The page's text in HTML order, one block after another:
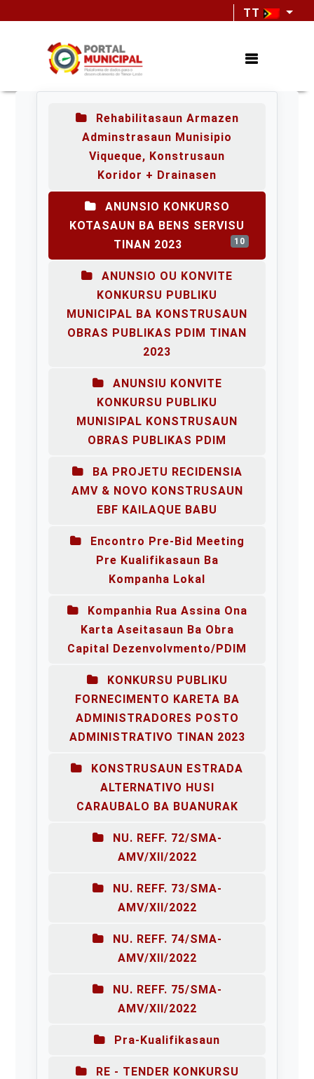
TT
Rehabilitasaun Armazen
Adminstrasaun Munisipio
Viqueque, Konstrusaun
Koridor + Drainasen
ANUNSIO KONKURSO
KOTASAUN BA BENS SERVISU
TINAN 2023
10
ANUNSIO OU KONVITE
KONKURSU PUBLIKU
MUNICIPAL BA KONSTRUSAUN
OBRAS PUBLIKAS PDIM TINAN
2023
ANUNSIU KONVITE
KONKURSU PUBLIKU
MUNISIPAL KONSTRUSAUN
OBRAS PUBLIKAS PDIM
BA PROJETU RECIDENSIA
AMV & NOVO KONSTRUSAUN
EBF KAILAQUE BABU
Encontro Pre-Bid Meeting
Pre Kualifikasaun Ba
Kompanha Lokal
Kompanhia Rua Assina Ona
Karta Aseitasaun Ba Obra
Capital Dezenvolvmento/PDIM
KONKURSU PUBLIKU
FORNECIMENTO KARETA BA
ADMINISTRADORES POSTO
ADMINISTRATIVO TINAN 2023
KONSTRUSAUN ESTRADA
ALTERNATIVO HUSI
CARAUBALO BA BUANURAK
NU. REFF. 72/SMA-
AMV/XII/2022
NU. REFF. 73/SMA-
AMV/XII/2022
NU. REFF. 74/SMA-
AMV/XII/2022
NU. REFF. 75/SMA-
AMV/XII/2022
Pra-Kualifikasaun
RE - TENDER KONKURSU